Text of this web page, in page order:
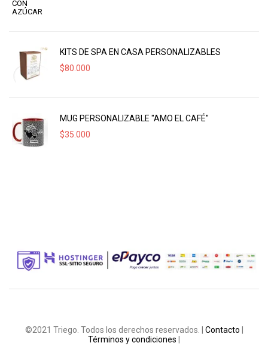
KITS DE SPA EN CASA PERSONALIZABLES
$80.000
MUG PERSONALIZABLE "AMO EL CAFÉ"
$35.000
©2021 Triego. Todos los derechos reservados. | Contacto
Términos y condiciones